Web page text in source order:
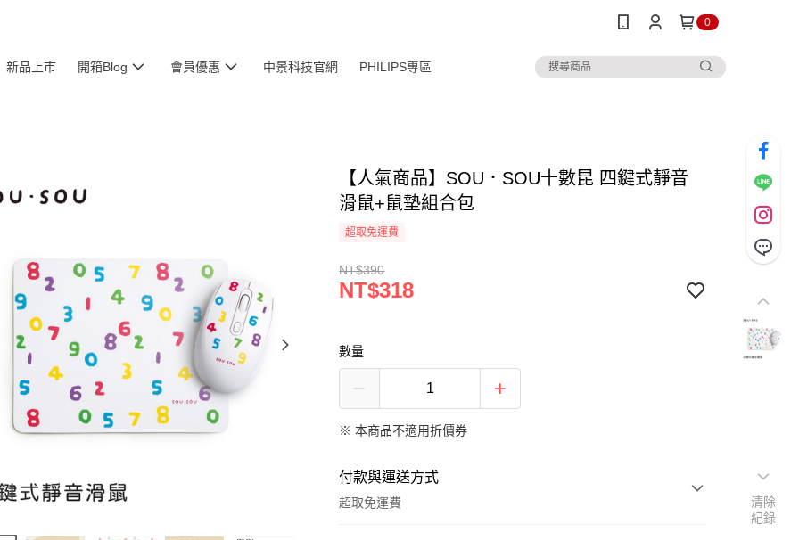
0
新品上市 開箱Blog 會員優惠 中景科技官網 PHILIPS專區
【人氣商品】SOU．SOU十數昆 四鍵式靜音
滑鼠+鼠墊組合包
超取免運費
NT$390
NT$318
數量
※ 本商品不適用折價券
付款與運送方式
超取免運費
清除
紀錄